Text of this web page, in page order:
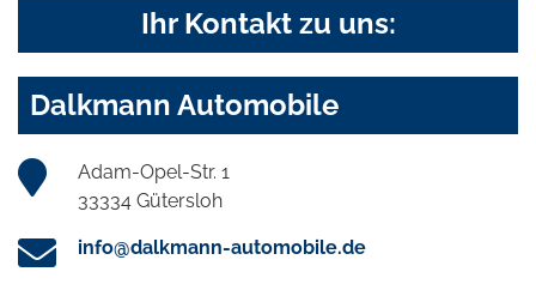
Ihr Kontakt zu uns:
Dalkmann Automobile
Adam-Opel-Str. 1
33334 Gütersloh
info@dalkmann-automobile.de